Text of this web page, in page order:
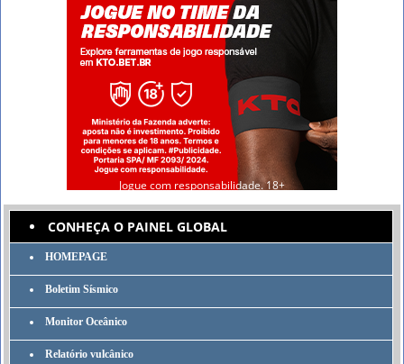
Jogue com responsabilidade. 18+
CONHEÇA O PAINEL GLOBAL
HOMEPAGE
Boletim Sísmico
Monitor Oceânico
Relatório vulcânico